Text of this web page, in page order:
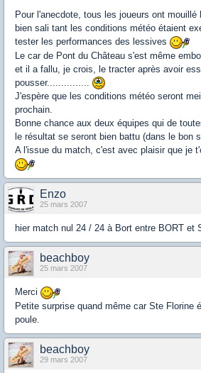
Pour l'anecdote, tous les joueurs ont
bien sali tant les conditions météo étaient
tester les performances des lessives
Le car de Pont du Château s'est même
et il a fallu, je crois, le tracter après avoir
pousser...............
J'espère que les conditions météo seront
prochain.
Bonne chance aux deux équipes qui de
le résultat se seront bien battu (dans le bon
A l'issue du match, c'est avec plaisir que je
Enzo
25 mars 2007
hier match nul 24 / 24 à Bort entre BORT et
beachboy
25 mars 2007
Merci
Petite surprise quand même car Ste Florine
poule.
beachboy
29 mars 2007